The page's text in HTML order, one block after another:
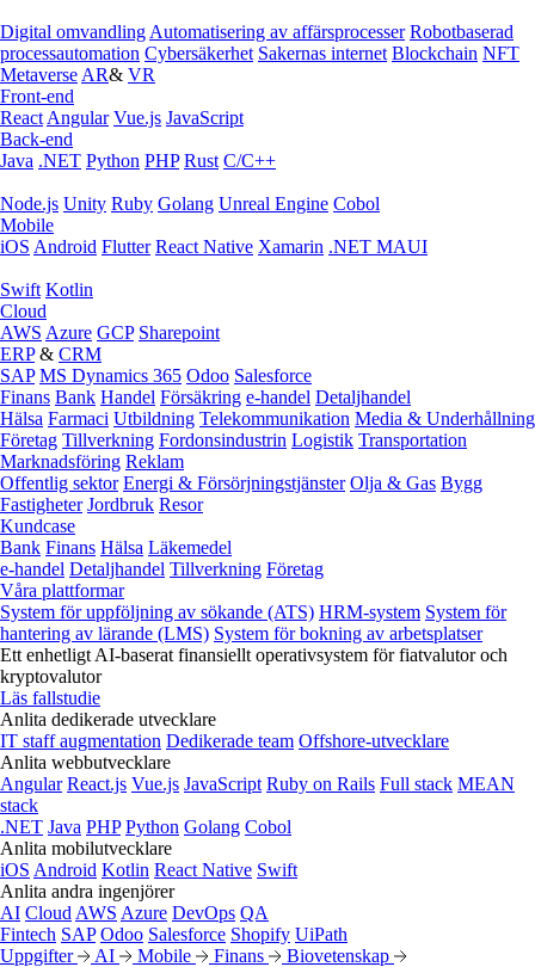
Digital omvandling Automatisering av affärsprocesser Robotbaserad
processautomation Cybersäkerhet Sakernas internet Blockchain NFT
Metaverse AR& VR
Front-end
React Angular Vue.js JavaScript
Back-end
Java .NET Python PHP Rust C/C++
Node.js Unity Ruby Golang Unreal Engine Cobol
Mobile
iOS Android Flutter React Native Xamarin .NET MAUI
Swift Kotlin
Cloud
AWS Azure GCP Sharepoint
ERP& CRM
SAP MS Dynamics 365 Odoo Salesforce
Finans Bank Handel Försäkring e‑handel Detaljhandel
Hälsa Farmaci Utbildning Telekommunikation Media & Underhållning
Företag Tillverkning Fordonsindustrin Logistik Transportation
Marknadsföring Reklam
Offentlig sektor Energi & Försörjningstjänster Olja & Gas Bygg
Fastigheter Jordbruk Resor
Kundcase
Bank Finans Hälsa Läkemedel
e‑handel Detaljhandel Tillverkning Företag
Våra plattformar
System för uppföljning av sökande (ATS) HRM-system System för
hantering av lärande (LMS) System för bokning av arbetsplatser
Ett enhetligt AI-baserat finansiellt operativsystem för fiatvalutor och
kryptovalutor
Läs fallstudie
Anlita dedikerade utvecklare
IT staff augmentation Dedikerade team Offshore-utvecklare
Anlita webbutvecklare
Angular React.js Vue.js JavaScript Ruby on Rails Full stack MEAN
stack
.NET Java PHP Python Golang Cobol
Anlita mobilutvecklare
iOS Android Kotlin React Native Swift
Anlita andra ingenjörer
AI Cloud AWS Azure DevOps QA
Fintech SAP Odoo Salesforce Shopify UiPath
Uppgifter
AI Mobile Finans Biovetenskap